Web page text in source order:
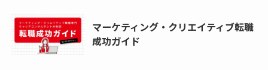
マーケティング・クリエイティブ転職
成功ガイド